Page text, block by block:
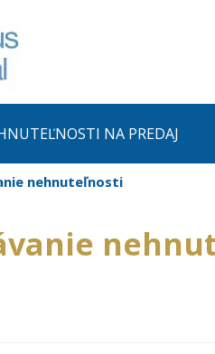
NA PREDAJ
nehnuteľnosti